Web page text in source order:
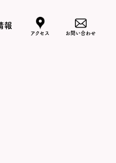
報
アクセス お問い合わせ